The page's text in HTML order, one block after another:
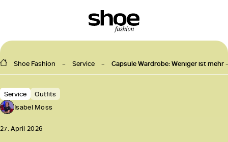
Shoe Fashion Service Capsule Wardrobe: Weniger ist mehr
Service
Outfits
Isabel Moss
27. April 2026